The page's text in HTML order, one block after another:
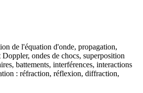
de l'équation d'onde, propagation,
ondes de chocs, superposition
battements, interférences, interactions
: réfraction, réflexion, diffraction,